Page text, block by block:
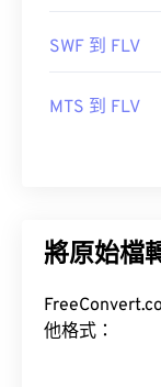
SWF 到 FLV
MTS 到 FLV
將原始檔
他格式：